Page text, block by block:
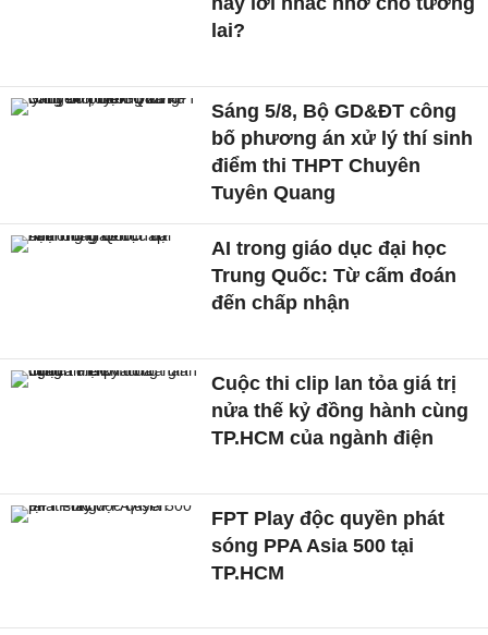
lai?
Sáng 5/8, Bộ GD&ĐT công
bố phương án xử lý thí sinh
điểm thi THPT Chuyên
Tuyên Quang
AI trong giáo dục đại học
Trung Quốc: Từ cấm đoán
đến chấp nhận
Cuộc thi clip lan tỏa giá trị
nửa thế kỷ đồng hành cùng
TP.HCM của ngành điện
FPT Play độc quyền phát
sóng PPA Asia 500 tại
TP.HCM